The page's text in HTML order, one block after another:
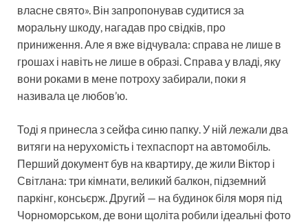
власне свято». Він запропонував судитися за
моральну шкоду, нагадав про свідків, про
приниження. Але я вже відчувала: справа не лише в
грошах і навіть не лише в образі. Справа у владі, яку
вони роками в мене потроху забирали, поки я
називала це любов’ю.
Тоді я принесла з сейфа синю папку. У ній лежали два
витяги на нерухомість і техпаспорт на автомобіль.
Перший документ був на квартиру, де жили Віктор і
Світлана: три кімнати, великий балкон, підземний
паркінг, консьєрж. Другий — на будинок біля моря під
Чорноморськом, де вони щоліта робили ідеальні фото